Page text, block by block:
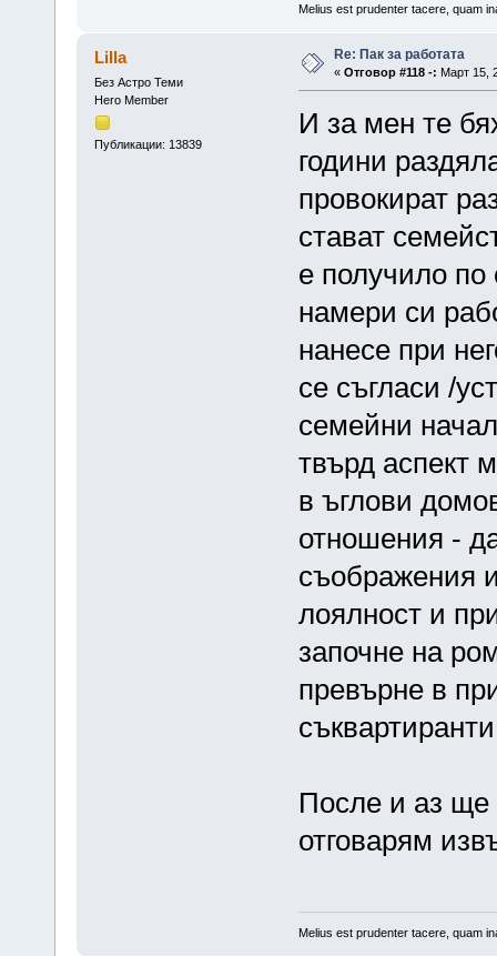
Melius est prudenter tacere, quam
Lilla
Без Астро Теми
Hero Member
Публикации: 13839
Re: Пак за работата
« Отговор #118 -: Март 15,
И за мен те
години
провокират
стават
е получило по
намери си
нанесе при
се съгласи /
семейни
твърд аспект
в ъглови
отношения -
съображения
лоялност и
започне на
превърне в
После и аз ще
отговарям
Melius est prudenter tacere, quam